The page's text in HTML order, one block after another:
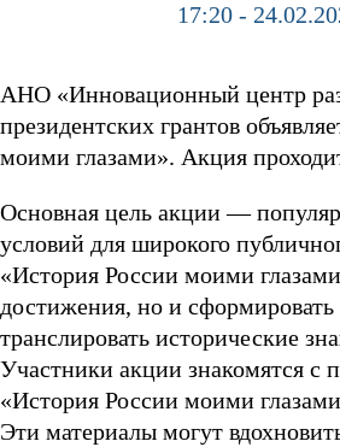
17:20 -
АНО «Инновационный центр
президентских грантов
моими глазами». Акция
Основная цель акции —
условий для широкого
«История России моими
достижения, но и сформировать
транслировать исторические
Участники акции знакомятся с
«История России моими
Эти материалы могут